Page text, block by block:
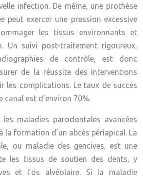
infection. De même, une prothèse
peut exercer une pression excessive
les tissus environnants et
Un suivi post-traitement rigoureux,
de contrôle, est donc
de la réussite des interventions
les complications. Le taux de succès
canal est d’environ 70%.
maladies parodontales avancées
la formation d’un abcès périapical. La
ou maladie des gencives, est une
les tissus de soutien des dents, y
et l’os alvéolaire. Si la maladie